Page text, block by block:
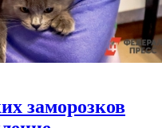
заморозков